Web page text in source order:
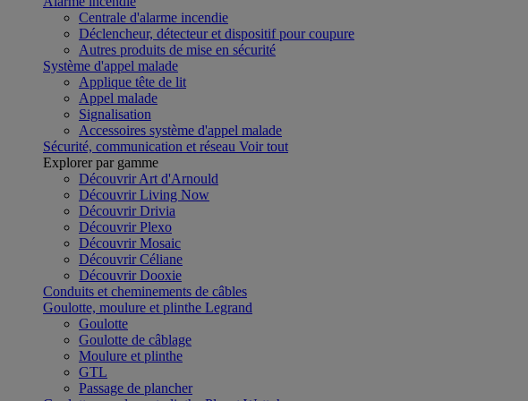
Centrale d'alarme incendie
Déclencheur, détecteur et dispositif pour coupure
Autres produits de mise en sécurité
Système d'appel malade
Applique tête de lit
Appel malade
Signalisation
Accessoires système d'appel malade
Sécurité, communication et réseau Voir tout
Explorer par gamme
Découvrir Art d'Arnould
Découvrir Living Now
Découvrir Drivia
Découvrir Plexo
Découvrir Mosaic
Découvrir Céliane
Découvrir Dooxie
Conduits et cheminements de câbles
Goulotte, moulure et plinthe Legrand
Goulotte
Goulotte de câblage
Moulure et plinthe
GTL
Passage de plancher